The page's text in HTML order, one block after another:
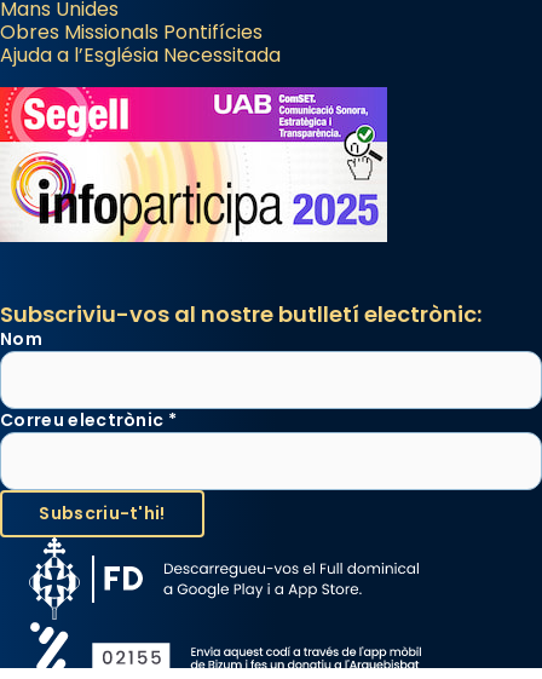
Mans Unides
Obres Missionals Pontifícies
Ajuda a l’Església Necessitada
Subscriviu-vos al nostre butlletí electrònic:
Nom
Correu electrònic *